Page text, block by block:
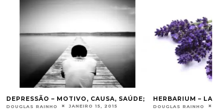
DEPRESSÃO – MOTIVO, CAUSA, SAÚDE;
DOUGLAS RAINHO JANEIRO 15, 2015
HERBARIUM –
DOUGLAS RAINHO